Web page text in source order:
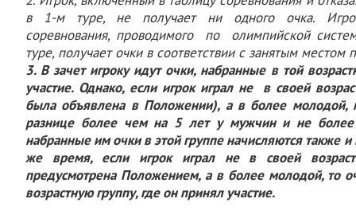
в 1-м туре, не получает ни одного очка.
соревнования, проводимого по олимпийской
туре, получает очки в соответствии с занятым местом
3. В зачет игроку идут очки, набранные в той
участие. Однако, если игрок играл не в своей
была объявлена в Положении), а в более молодой,
разнице более чем на 5 лет у мужчин и не
набранные им очки в этой группе начисляются также и
же время, если игрок играл не в своей
предусмотрена Положением, а в более молодой, то
возрастную группу, где он принял участие.